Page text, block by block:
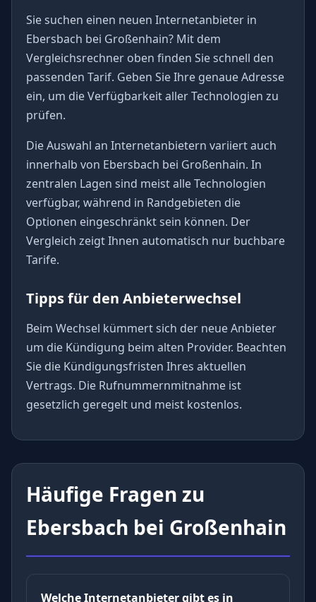
Sie suchen einen neuen Internetanbieter in
Ebersbach bei Großenhain? Mit dem
Vergleichsrechner oben finden Sie schnell den
passenden Tarif. Geben Sie Ihre genaue Adresse
ein, um die Verfügbarkeit aller Technologien zu
prüfen.
Die Auswahl an Internetanbietern variiert auch
innerhalb von Ebersbach bei Großenhain. In
zentralen Lagen sind meist alle Technologien
verfügbar, während in Randgebieten die
Optionen eingeschränkt sein können. Der
Vergleich zeigt Ihnen automatisch nur buchbare
Tarife.
Tipps für den Anbieterwechsel
Beim Wechsel kümmert sich der neue Anbieter
um die Kündigung beim alten Provider. Beachten
Sie die Kündigungsfristen Ihres aktuellen
Vertrags. Die Rufnummernmitnahme ist
gesetzlich geregelt und meist kostenlos.
Häufige Fragen zu
Ebersbach bei Großenhain
Welche Internetanbieter gibt es in